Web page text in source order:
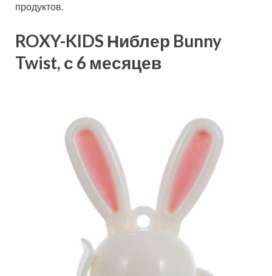
продуктов.
ROXY-KIDS Ниблер Bunny
Twist, с 6 месяцев